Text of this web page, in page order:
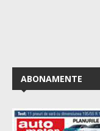
ABONAMENTE